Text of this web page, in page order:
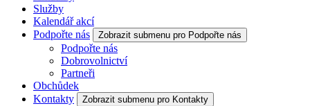
Služby
Kalendář akcí
Podpořte nás
Zobrazit submenu pro Podpořte nás
Podpořte nás
Dobrovolnictví
Partneři
Obchůdek
Kontakty
Zobrazit submenu pro Kontakty